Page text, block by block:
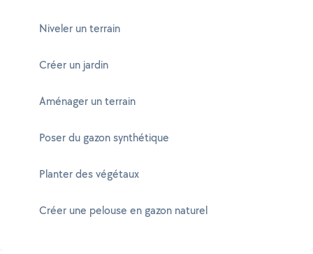
Niveler un terrain
Créer un jardin
Aménager un terrain
Poser du gazon synthétique
Planter des végétaux
Créer une pelouse en gazon naturel